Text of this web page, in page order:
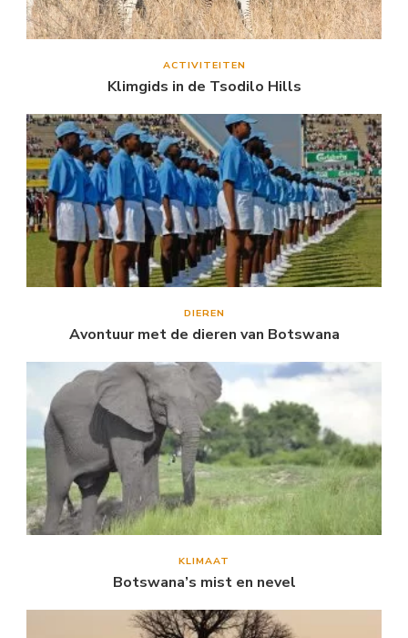
ACTIVITEITEN
Klimgids in de Tsodilo Hills
DIEREN
Avontuur met de dieren van Botswana
KLIMAAT
Botswana’s mist en nevel